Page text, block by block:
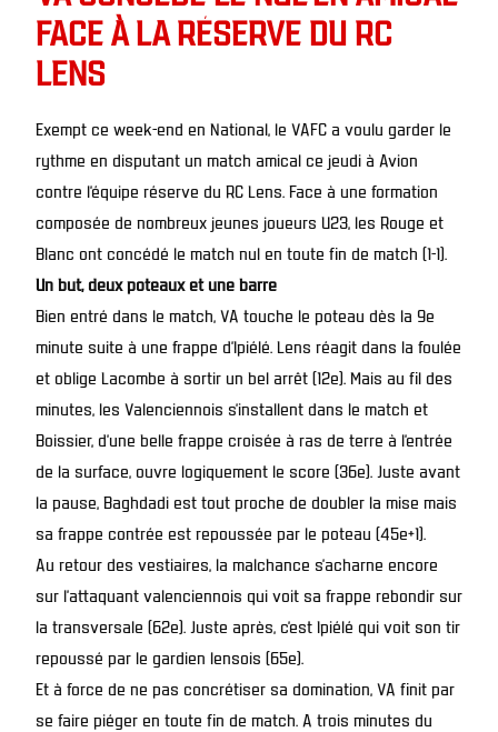
FACE À LA RÉSERVE DU RC
LENS
Exempt ce week-end en National, le VAFC a voulu garder le
rythme en disputant un match amical ce jeudi à Avion
contre l’équipe réserve du RC Lens. Face à une formation
composée de nombreux jeunes joueurs U23, les Rouge et
Blanc ont concédé le match nul en toute fin de match (1-1).
Un but, deux poteaux et une barre
Bien entré dans le match, VA touche le poteau dès la 9e
minute suite à une frappe d’Ipiélé. Lens réagit dans la foulée
et oblige Lacombe à sortir un bel arrêt (12e). Mais au fil des
minutes, les Valenciennois s’installent dans le match et
Boissier, d’une belle frappe croisée à ras de terre à l’entrée
de la surface, ouvre logiquement le score (36e). Juste avant
la pause, Baghdadi est tout proche de doubler la mise mais
sa frappe contrée est repoussée par le poteau (45e+1).
Au retour des vestiaires, la malchance s’acharne encore
sur l’attaquant valenciennois qui voit sa frappe rebondir sur
la transversale (62e). Juste après, c’est Ipiélé qui voit son tir
repoussé par le gardien lensois (65e).
Et à force de ne pas concrétiser sa domination, VA finit par
se faire piéger en toute fin de match. A trois minutes du